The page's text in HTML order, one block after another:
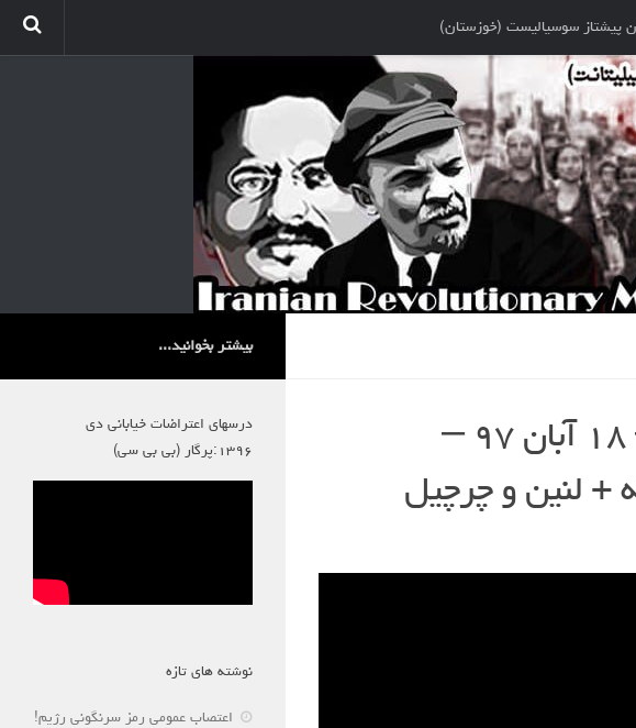
پيشتاز سوسياليست (خوزستان)
صدای کارگر سوسیالیست ۲۲۴ – ۱۸ آبان ۹۷ –
+ لنین و چرچیل
بیشتر بخوانید...
درسهای اعتراضات خیابانی دی
۱۳۹۶:پرگار (بی بی سی)
نوشته های تازه
اعتصاب عمومی رمز سرنگونی رژیم!